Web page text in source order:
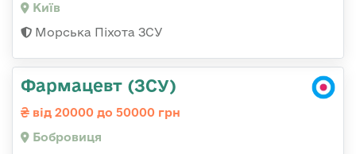
Київ
Морська Піхота ЗСУ
Фармацевт (ЗСУ)
від 20000 до 50000 грн
Бобровиця